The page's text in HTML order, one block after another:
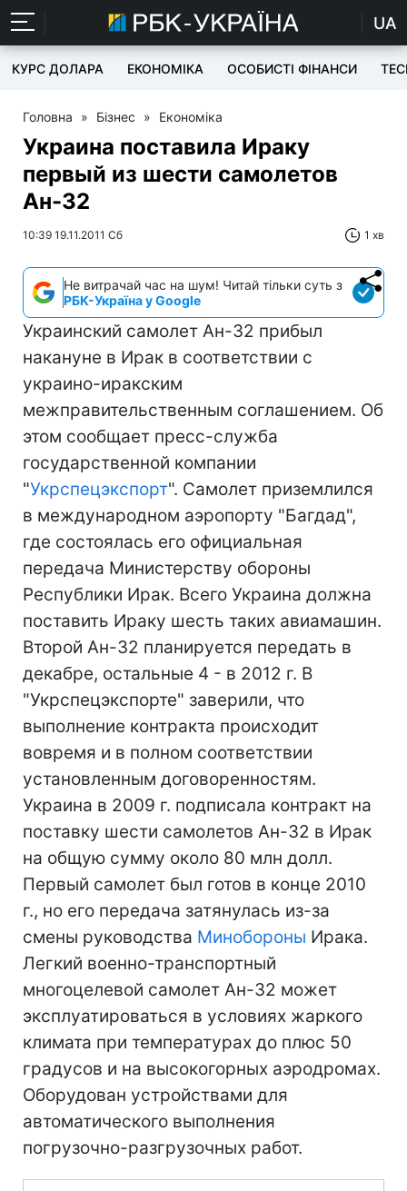
UA
КУРС ДОЛАРА ЕКОНОМІКА ОСОБИСТІ ФІНАНСИ
Головна » Бізнес » Економіка
Украина поставила Ираку
первый из шести самолетов
Ан-32
10:39 19.11.2011 Сб 1 хв
Не витрачай час на шум! Читай тільки суть з
РБК-Україна у Google
Украинский самолет Ан-32 прибыл
накануне в Ирак в соответствии с
украино-иракским
межправительственным соглашением. Об
этом сообщает пресс-служба
государственной компании
"Укрспецэкспорт". Самолет приземлился
в международном аэропорту "Багдад",
где состоялась его официальная
передача Министерству обороны
Республики Ирак. Всего Украина должна
поставить Ираку шесть таких авиамашин.
Второй Ан-32 планируется передать в
декабре, остальные 4 - в 2012 г. В
"Укрспецэкспорте" заверили, что
выполнение контракта происходит
вовремя и в полном соответствии
установленным договоренностям.
Украина в 2009 г. подписала контракт на
поставку шести самолетов Ан-32 в Ирак
на общую сумму около 80 млн долл.
Первый самолет был готов в конце 2010
г., но его передача затянулась из-за
смены руководства Минобороны Ирака.
Легкий военно-транспортный
многоцелевой самолет Ан-32 может
эксплуатироваться в условиях жаркого
климата при температурах до плюс 50
градусов и на высокогорных аэродромах.
Оборудован устройствами для
автоматического выполнения
погрузочно-разгрузочных работ.